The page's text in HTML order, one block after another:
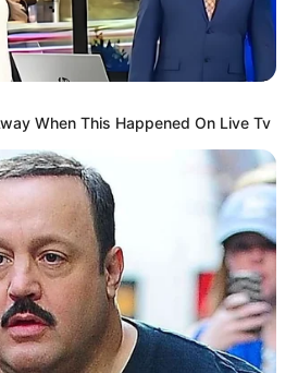
When This Happened On Live Tv